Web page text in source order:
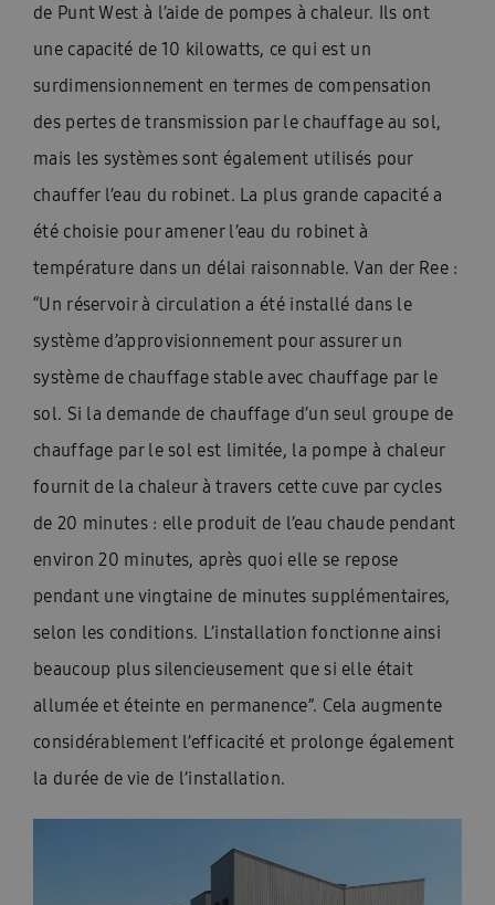
de Punt West à l’aide de pompes à chaleur. Ils ont
une capacité de 10 kilowatts, ce qui est un
surdimensionnement en termes de compensation
des pertes de transmission par le chauffage au sol,
mais les systèmes sont également utilisés pour
chauffer l’eau du robinet. La plus grande capacité a
été choisie pour amener l’eau du robinet à
température dans un délai raisonnable. Van der Ree :
“Un réservoir à circulation a été installé dans le
système d’approvisionnement pour assurer un
système de chauffage stable avec chauffage par le
sol. Si la demande de chauffage d’un seul groupe de
chauffage par le sol est limitée, la pompe à chaleur
fournit de la chaleur à travers cette cuve par cycles
de 20 minutes : elle produit de l’eau chaude pendant
environ 20 minutes, après quoi elle se repose
pendant une vingtaine de minutes supplémentaires,
selon les conditions. L’installation fonctionne ainsi
beaucoup plus silencieusement que si elle était
allumée et éteinte en permanence”. Cela augmente
considérablement l’efficacité et prolonge également
la durée de vie de l’installation.